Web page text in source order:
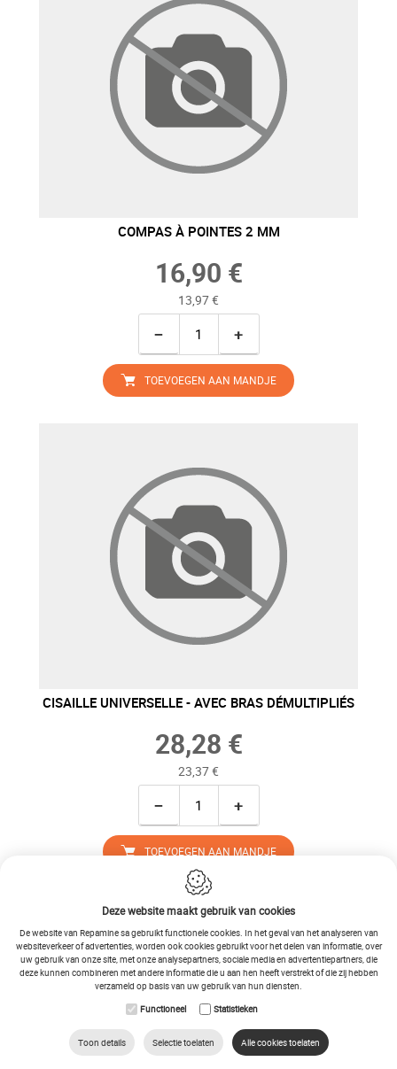
COMPAS À POINTES 2 MM
16,90 €
13,97 €
− +
TOEVOEGEN AAN MANDJE
CISAILLE UNIVERSELLE - AVEC BRAS DÉMULTIPLIÉS
28,28 €
23,37 €
− +
TOEVOEGEN AAN MANDJE
Deze website maakt gebruik van cookies
De website van Repamine sa gebruikt functionele cookies. In het geval van het analyseren van
websiteverkeer of advertenties, worden ook cookies gebruikt voor het delen van informatie, over
uw gebruik van onze site, met onze analysepartners, sociale media en advertentiepartners, die
deze kunnen combineren met andere informatie die u aan hen heeft verstrekt of die zij hebben
verzameld op basis van uw gebruik van hun diensten.
Functioneel
Statistieken
Toon details Selectie toelaten Alle cookies toelaten